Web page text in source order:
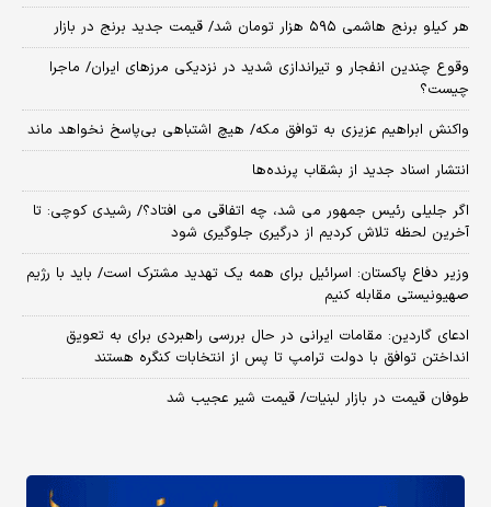
هر کیلو برنج هاشمی ۵۹۵ هزار تومان شد/ قیمت جدید برنج در بازار
وقوع چندین انفجار و تیراندازی شدید در نزدیکی مرز‌های ایران/ ماجرا
چیست؟
واکنش ابراهیم عزیزی به توافق مکه/ هیچ اشتباهی بی‌پاسخ نخواهد ماند
انتشار اسناد جدید از بشقاب پرنده‌ها
اگر جلیلی رئیس جمهور می شد، چه اتفاقی می افتاد؟/ رشیدی کوچی: تا
آخرین لحظه تلاش کردیم از درگیری جلوگیری شود
وزیر دفاع پاکستان: اسرائیل برای همه یک تهدید مشترک است/ باید با رژیم
صهیونیستی مقابله کنیم
ادعای گاردین: مقامات ایرانی در حال بررسی راهبردی برای به تعویق
انداختن توافق با دولت ترامپ تا پس از انتخابات کنگره هستند
طوفان قیمت در بازار لبنیات/ قیمت شیر عجیب شد